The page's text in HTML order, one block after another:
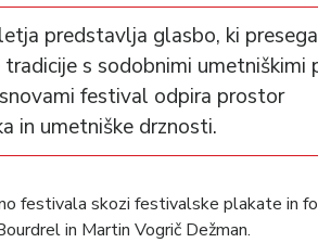
predstavlja glasbo, ki presega
s sodobnimi umetniškimi
festival odpira prostor
in umetniške drznosti.
festivala skozi festivalske plakate in
in Martin Vogrič Dežman.